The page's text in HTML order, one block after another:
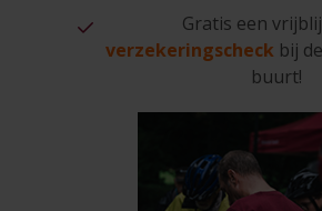
Gratis een
verzekeringscheck bij
buurt!